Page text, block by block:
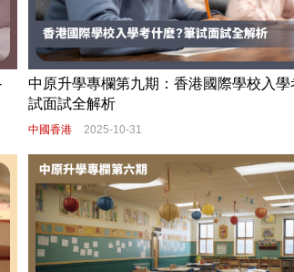
中原升學專欄第九期：香港國際學校入
試面試全解析
中國香港 2025-10-31